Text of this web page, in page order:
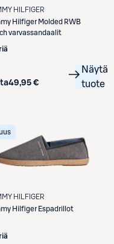
HILFIGER
Hilfiger Molded RWB
varvassandaalit
49,95 €
Näytä
tuote
HILFIGER
Hilfiger Espadrillot